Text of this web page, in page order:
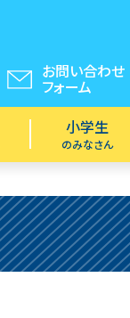
小学生
のみなさん
お問い合わせ
フォーム